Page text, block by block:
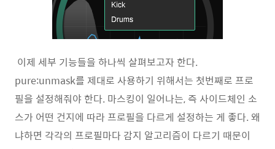
이제 세부 기능들을 하나씩 살펴보고자 한다.
pure:unmask를 제대로 사용하기 위해서는 첫번째로 프로
필을 설정해줘야 한다. 마스킹이 일어나는, 즉 사이드체인 소
스가 어떤 건지에 따라 프로필을 다르게 설정하는 게 좋다. 왜
냐하면 각각의 프로필마다 감지 알고리즘이 다르기 때문이